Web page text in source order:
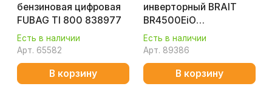
бензиновая цифровая
FUBAG TI 800 838977
Есть в наличии
Арт. 65582
В корзину
инверторный BRAIT
BR4500EiO
02.01.061.029
Есть в наличии
Арт. 89386
В корзину